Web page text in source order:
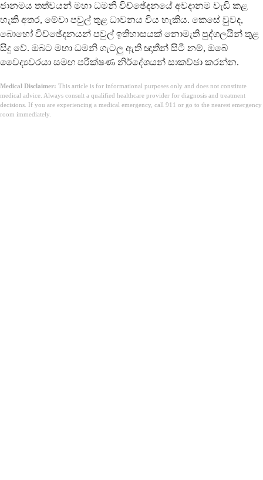
ජානමය තත්වයන් මහා ධමනි විච්ඡේදනයේ අවදානම වැඩි කළ
හැකි අතර, මේවා පවුල් තුළ ධාවනය විය හැකිය. කෙසේ වුවද,
බොහෝ විච්ඡේදනයන් පවුල් ඉතිහාසයක් නොමැති පුද්ගලයින් තුළ
සිදු වේ. ඔබට මහා ධමනි ගැටලු ඇති ඥාතීන් සිටී නම්, ඔබේ
වෛද්‍යවරයා සමඟ පරීක්ෂණ නිර්දේශයන් සාකච්ඡා කරන්න.
Medical Disclaimer: This article is for informational purposes only and does not constitute
medical advice. Always consult a qualified healthcare provider for diagnosis and treatment
decisions. If you are experiencing a medical emergency, call 911 or go to the nearest emergency
room immediately.